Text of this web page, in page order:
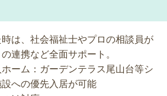
は、社会福祉士やプロの相談員が
連携など全面サポート。
ーム：ガーデンテラス尾山台等シ
への優先入居が可能